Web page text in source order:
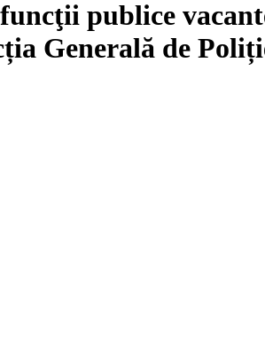
publice
Generală de